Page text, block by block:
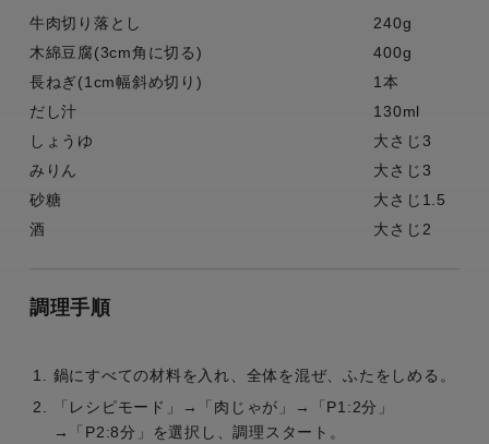
牛肉切り落とし
240g
木綿豆腐(3cm角に切る)
400g
長ねぎ(1cm幅斜め切り)
1本
だし汁
130ml
しょうゆ
大さじ3
みりん
大さじ3
砂糖
大さじ1.5
酒
大さじ2
調理手順
鍋にすべての材料を入れ、全体を混ぜ、ふたをしめる。
「レシピモード」→「肉じゃが」→「P1:2分」
→「P2:8分」を選択し、調理スタート。